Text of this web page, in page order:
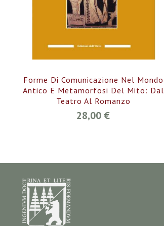
Forme Di Comunicazione Nel Mondo
Antico E Metamorfosi Del Mito: Dal
Teatro Al Romanzo
28,00 €